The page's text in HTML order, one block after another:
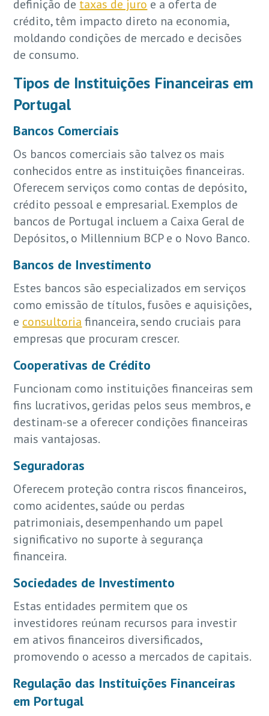
definição de taxas de juro e a oferta de
crédito, têm impacto direto na economia,
moldando condições de mercado e decisões
de consumo.
Tipos de Instituições Financeiras em
Portugal
Bancos Comerciais
Os bancos comerciais são talvez os mais
conhecidos entre as instituições financeiras.
Oferecem serviços como contas de depósito,
crédito pessoal e empresarial. Exemplos de
bancos de Portugal incluem a Caixa Geral de
Depósitos, o Millennium BCP e o Novo Banco.
Bancos de Investimento
Estes bancos são especializados em serviços
como emissão de títulos, fusões e aquisições,
e consultoria financeira, sendo cruciais para
empresas que procuram crescer.
Cooperativas de Crédito
Funcionam como instituições financeiras sem
fins lucrativos, geridas pelos seus membros, e
destinam-se a oferecer condições financeiras
mais vantajosas.
Seguradoras
Oferecem proteção contra riscos financeiros,
como acidentes, saúde ou perdas
patrimoniais, desempenhando um papel
significativo no suporte à segurança
financeira.
Sociedades de Investimento
Estas entidades permitem que os
investidores reúnam recursos para investir
em ativos financeiros diversificados,
promovendo o acesso a mercados de capitais.
Regulação das Instituições Financeiras
em Portugal